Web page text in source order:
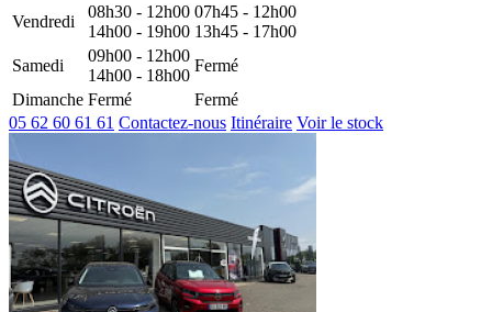
Vendredi
08h30 - 12h00
14h00 - 19h00
07h45 - 12h00
13h45 - 17h00
Samedi
09h00 - 12h00
14h00 - 18h00
Fermé
Dimanche Fermé
Fermé
05 62 60 61 61 Contactez-nous Itinéraire Voir le stock